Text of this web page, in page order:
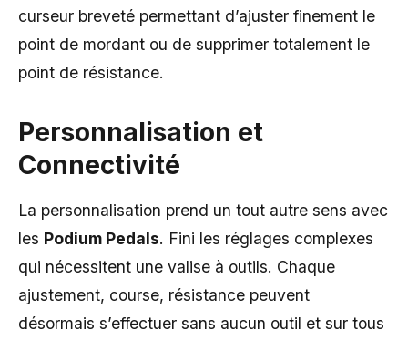
curseur breveté permettant d’ajuster finement le
point de mordant ou de supprimer totalement le
point de résistance.
Personnalisation et
Connectivité
La personnalisation prend un tout autre sens avec
les Podium Pedals. Fini les réglages complexes
qui nécessitent une valise à outils. Chaque
ajustement, course, résistance peuvent
désormais s’effectuer sans aucun outil et sur tous